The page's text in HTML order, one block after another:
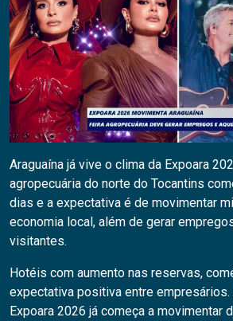
Araguaína já vive o clima da Expoara
agropecuária do norte do Tocantins
dias e a expectativa é de movimentar
economia local, além de gerar
visitantes.
Hotéis com aumento nas reservas,
expectativa positiva entre
Expoara 2026 já começa a movimentar